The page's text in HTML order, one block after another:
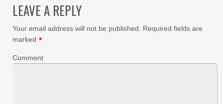
LEAVE A REPLY
Your email address will not be published.
Required fields are
marked *
Comment